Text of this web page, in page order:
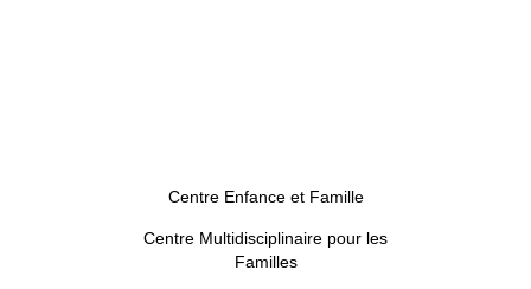
Centre Enfance et Famille
Centre Multidisciplinaire pour les
Familles